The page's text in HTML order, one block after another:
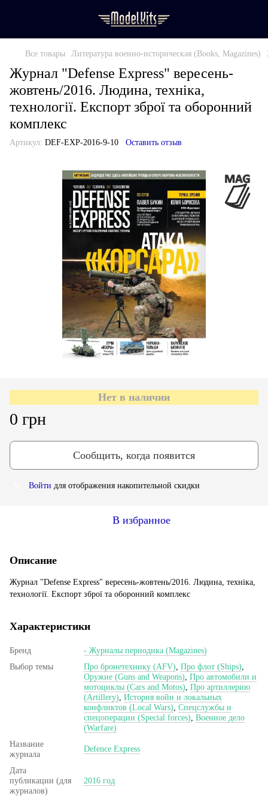
Все товары Литература военно-историческая (Books, Magazines)
Журнал "Defense Express" вересень-
жовтень/2016. Людина, техніка,
технології. Експорт зброї та оборонний
комплекс
Артикул: DEF-EXP-2016-9-10 Оставить отзыв
Нет в наличии
0 грн
Сообщить, когда появится
Войти для отображения накопительной скидки
В избранное
Описание
Журнал "Defense Express" вересень-жовтень/2016. Людина, техніка,
технології. Експорт зброї та оборонний комплекс
Характеристики
Бренд
- Журналы периодика (Magazines)
Выбор темы
Про бронетехнику (AFV) Про флот (Ships)
Оружие (Guns and Weapons) Про автомобили и
мотоциклы (Cars and Motos) Про артиллерию
(Artillery) История войн и локальных
конфликтов (Local Wars) Спецслужбы и
спецоперации (Special forces) Военное дело
(Warfare)
Название
журнала
Defence Express
Дата
публикации (для
журналов)
2016 год